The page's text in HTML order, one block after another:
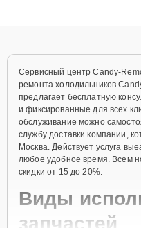
Сервисный центр Candy-
ремонта холодильников
предлагает бесплатную
и фиксированные для всех
обслуживание можно
службу доставки компании,
Москва. Действует услуга
любое удобное время. Всем
скидки от 15 до 20%.
Виды
запчастей